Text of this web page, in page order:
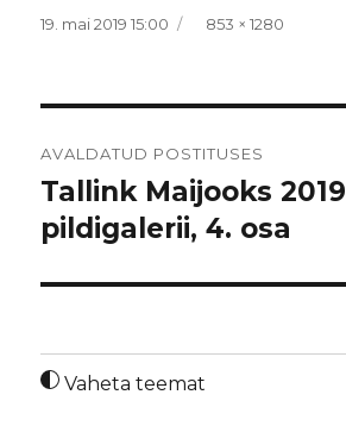
Postitatud
19. mai 2019 15:00 Täissuurus
853 × 1280
AVALDATUD POSTITUSES
Tallink Maijooks 2019
pildigalerii, 4. osa
Vaheta teemat